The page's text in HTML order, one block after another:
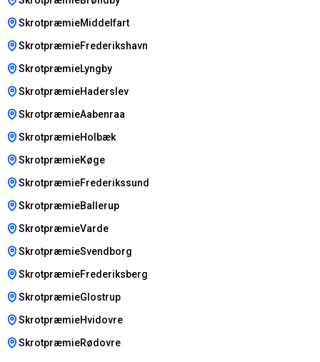
SkrotpræmieMiddelfart
SkrotpræmieFrederikshavn
SkrotpræmieLyngby
SkrotpræmieHaderslev
SkrotpræmieAabenraa
SkrotpræmieHolbæk
SkrotpræmieKøge
SkrotpræmieFrederikssund
SkrotpræmieBallerup
SkrotpræmieVarde
SkrotpræmieSvendborg
SkrotpræmieFrederiksberg
SkrotpræmieGlostrup
SkrotpræmieHvidovre
SkrotpræmieRødovre